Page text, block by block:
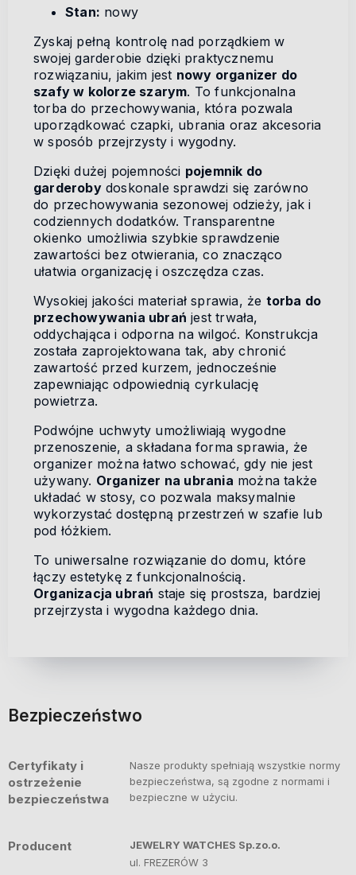
Stan: nowy
Zyskaj pełną kontrolę nad porządkiem w
swojej garderobie dzięki praktycznemu
rozwiązaniu, jakim jest nowy organizer do
szafy w kolorze szarym. To funkcjonalna
torba do przechowywania, która pozwala
uporządkować czapki, ubrania oraz akcesoria
w sposób przejrzysty i wygodny.
Dzięki dużej pojemności pojemnik do
garderobydoskonale sprawdzi się zarówno
do przechowywania sezonowej odzieży, jak i
codziennych dodatków. Transparentne
okienko umożliwia szybkie sprawdzenie
zawartości bez otwierania, co znacząco
ułatwia organizację i oszczędza czas.
Wysokiej jakości materiał sprawia, że torba do
przechowywania ubrań jest trwała,
oddychająca i odporna na wilgoć. Konstrukcja
została zaprojektowana tak, aby chronić
zawartość przed kurzem, jednocześnie
zapewniając odpowiednią cyrkulację
powietrza.
Podwójne uchwyty umożliwiają wygodne
przenoszenie, a składana forma sprawia, że
organizer można łatwo schować, gdy nie jest
używany. Organizer na ubrania można także
układać w stosy, co pozwala maksymalnie
wykorzystać dostępną przestrzeń w szafie lub
pod łóżkiem.
To uniwersalne rozwiązanie do domu, które
łączy estetykę z funkcjonalnością.
Organizacja ubrań staje się prostsza, bardziej
przejrzysta i wygodna każdego dnia.
Bezpieczeństwo
Certyfikaty i
ostrzeżenie
bezpieczeństwa
Nasze produkty spełniają wszystkie normy
bezpieczeństwa, są zgodne z normami i
bezpieczne w użyciu.
Producent
JEWELRY WATCHES Sp.zo.o.
ul. FREZERÓW 3